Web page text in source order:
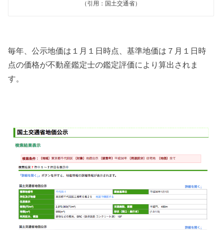
（引用：国土交通省）
毎年、公示地価は１月１日時点、基準地価は７月１日時
点の価格が不動産鑑定士の鑑定評価により算出されま
す。